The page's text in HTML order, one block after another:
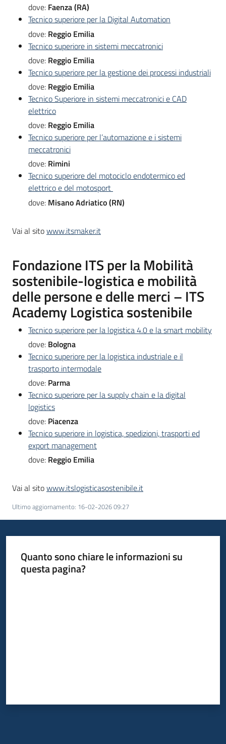
dove: Faenza (RA)
Tecnico superiore per la Digital Automation
dove: Reggio Emilia
Tecnico superiore in sistemi meccatronici
dove: Reggio Emilia
Tecnico superiore per la gestione dei processi industriali
dove: Reggio Emilia
Tecnico Superiore in sistemi meccatronici e CAD
elettrico
dove: Reggio Emilia
Tecnico superiore per l’automazione e i sistemi
meccatronici
dove: Rimini
Tecnico superiore del motociclo endotermico ed
elettrico e del motosport
dove: Misano Adriatico (RN)
Vai al sitowww.itsmaker.it
Fondazione ITS per la Mobilità
sostenibile-logistica e mobilità
delle persone e delle merci – ITS
Academy Logistica sostenibile
Tecnico superiore per la logistica 4.0 e la smart mobility
dove: Bologna
Tecnico superiore per la logistica industriale e il
trasporto intermodale
dove: Parma
Tecnico superiore per la supply chain e la digital
logistics
dove: Piacenza
Tecnico superiore in logistica, spedizioni, trasporti ed
export management
dove: Reggio Emilia
Vai al sitowww.itslogisticasostenibile.it
Ultimo aggiornamento: 16-02-2026 09:27
Quanto sono chiare le informazioni su
questa pagina?